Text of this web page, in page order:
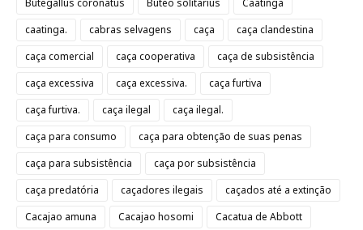
Butegallus coronatus
Buteo solitarius
Caatinga
caatinga.
cabras selvagens caça
caça clandestina
caça comercial
caça cooperativa
caça de subsistência
caça excessiva
caça excessiva.
caça furtiva
caça furtiva.
caça ilegal
caça ilegal.
caça para consumo
caça para obtenção de suas penas
caça para subsistência
caça por subsistência
caça predatória
caçadores ilegais
caçados até a extinção
Cacajao amuna
Cacajao hosomi
Cacatua de Abbott